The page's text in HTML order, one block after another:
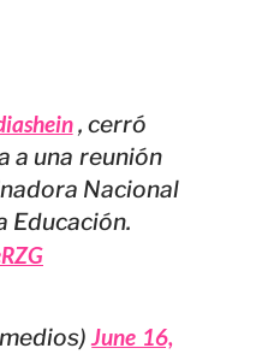
, cerró
a una reunión
Nacional
Educación.
June 16,